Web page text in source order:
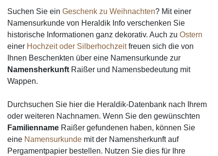
Suchen Sie ein Geschenk zu Weihnachten? Mit einer
Namensurkunde von Heraldik Info verschenken Sie
historische Informationen ganz dekorativ. Auch zu Ostern
einer Hochzeit oder Silberhochzeitfreuen sich die von
Ihnen Beschenkten über eine Namensurkunde zur
Namensherkunft Raißer und Namensbedeutung mit
Wappen.
Durchsuchen Sie hier die Heraldik-Datenbank nach Ihrem
oder weiteren Nachnamen. Wenn Sie den gewünschten
Familienname Raißer gefundenen haben, können Sie
eine Namensurkunde mit der Namensherkunft auf
Pergamentpapier bestellen. Nutzen Sie dies für Ihre